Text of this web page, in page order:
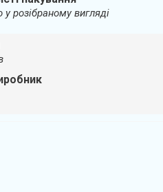
у розібраному вигляді